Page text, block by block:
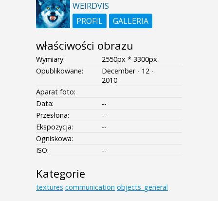
WEIRDVIS
PROFIL
GALLERIA
właściwości obrazu
Wymiary:
2550px * 3300px
Opublikowane:
December - 12 -
2010
Aparat foto:
Data:
--
Przesłona:
--
Ekspozycja:
--
Ogniskowa:
ISO:
--
Kategorie
textures communication objects_general